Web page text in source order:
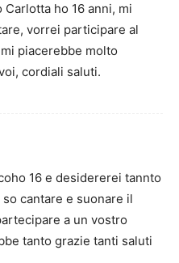
Carlotta ho 16 anni, mi
vorrei participare al
piacerebbe molto
cordiali saluti.
16 e desidererei tannto
cantare e suonare il
a un vostro
tanto grazie tanti saluti